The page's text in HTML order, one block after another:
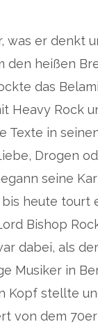
was er denkt
den heißen
das
Heavy Rock
Texte in
Drogen
seine
bis heute tourt
Bishop
dabei, als der
Musiker in
Kopf stellte
von dem